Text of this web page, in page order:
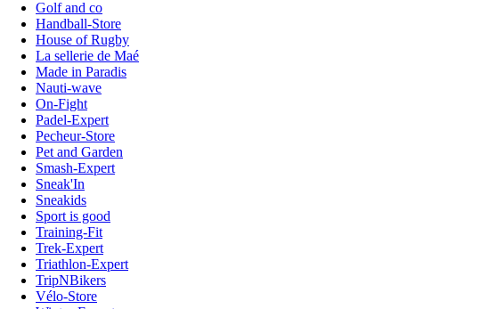
Golf and co
Handball-Store
House of Rugby
La sellerie de Maé
Made in Paradis
Nauti-wave
On-Fight
Padel-Expert
Pecheur-Store
Pet and Garden
Smash-Expert
Sneak'In
Sneakids
Sport is good
Training-Fit
Trek-Expert
Triathlon-Expert
TripNBikers
Vélo-Store